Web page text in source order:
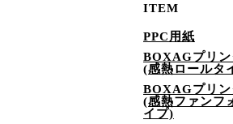
ITEM
PPC用紙
BOXAGプリ
(感熱ロールタ
BOXAGプリ
(感熱ファンフ
イプ)